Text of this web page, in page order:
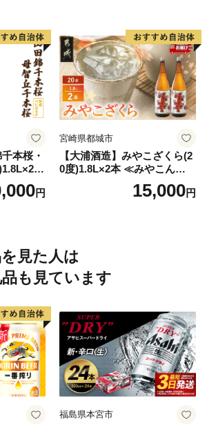
本桜・
本
≫_AC
円
宮崎県都城市
【大浦酒造】みやこざくら(2
0度)1.8L×2本 ≪みやこんじょ
特急便≫_MJ-077115,000円
見た人は
も見ています
福島県本宮市